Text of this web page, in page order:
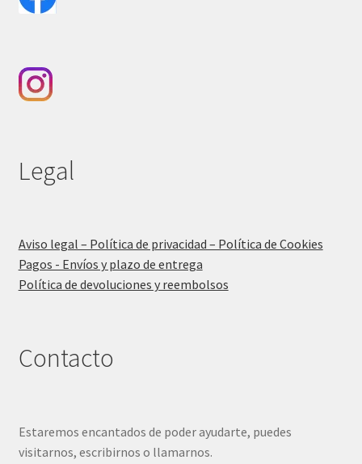
Legal
Aviso legal – Política de privacidad – Política de Cookies
Pagos - Envíos y plazo de entrega
Política de devoluciones y reembolsos
Contacto
Estaremos encantados de poder ayudarte, puedes
visitarnos, escribirnos o llamarnos.